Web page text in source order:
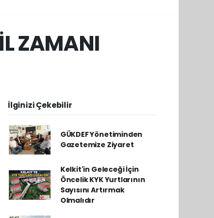
ZAMANI
İlginizi Çekebilir
GÜKDEF Yönetiminden
Gazetemize Ziyaret
Kelkit'in Geleceği İçin
Öncelik KYK Yurtlarının
Sayısını Artırmak
Olmalıdır